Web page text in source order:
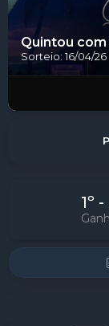
Concluído!
Quintou
Sorteio: 16/04/26
1º